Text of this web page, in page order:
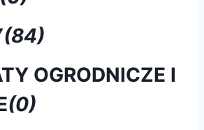
(84)
OGRODNICZE I
(0)